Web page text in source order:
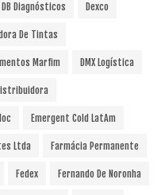
DB Diagnósticos Dexco
De Tintas
Marfim DMX Logística
Emergent Cold LatAm
Ltda Farmácia Permanente
Fedex Fernando De Noronha